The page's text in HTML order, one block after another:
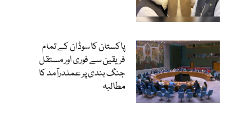
پاکستان کا سوڈان کے تمام
فریقین سے فوری اور مستقل
جنگ بندی پر عملدرآمد کا
مطالبہ